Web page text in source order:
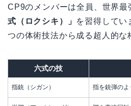
CP9のメンバーは全員、世界最
式（ロクシキ）」 を習得してい
つの体術技法から成る超人的な
六式の技
指銃（シガン） 指を銃弾の